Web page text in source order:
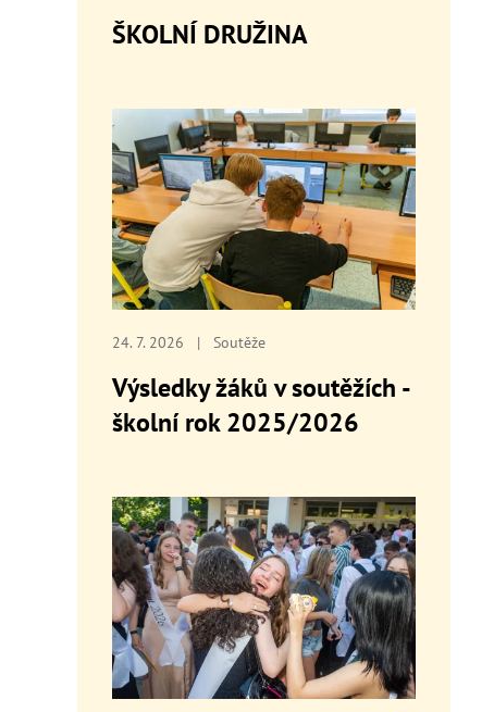
ŠKOLNÍ DRUŽINA
24. 7. 2026 | Soutěže
Výsledky žáků v soutěžích -
školní rok 2025/2026